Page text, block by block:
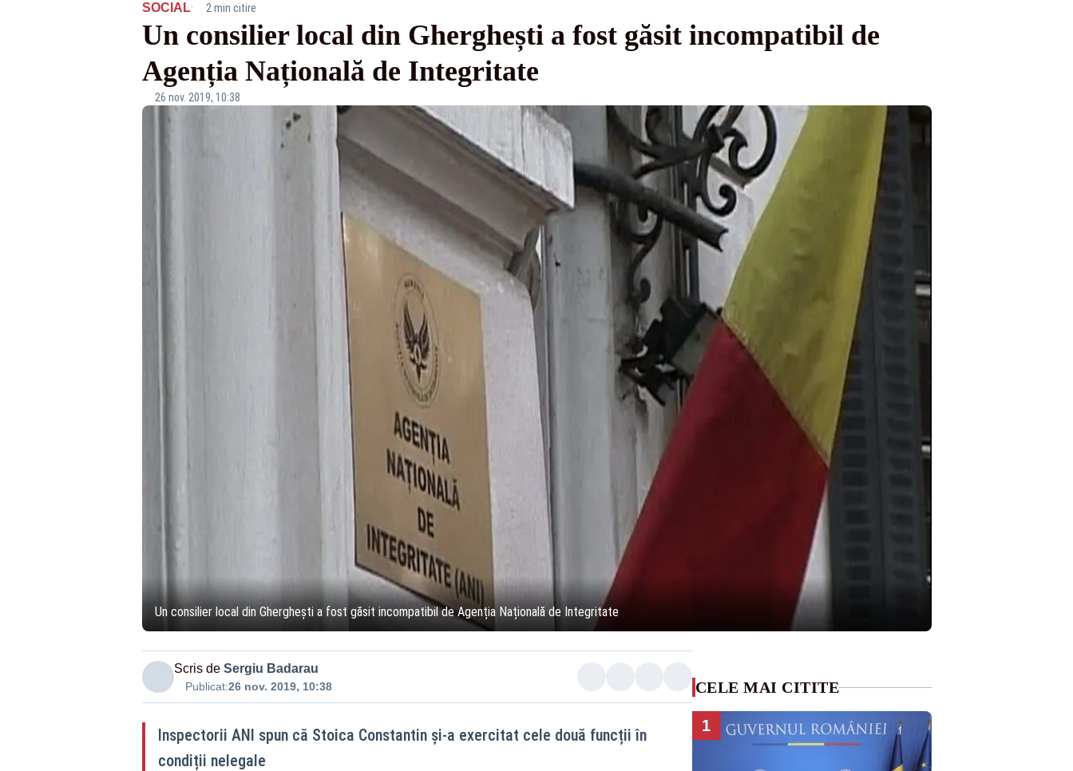
SOCIAL· 2 min citire
Un consilier local din Gherghești a fost găsit incompatibil de
Agenția Națională de Integritate
26 nov. 2019, 10:38
Un consilier local din Gherghești a fost găsit incompatibil de Agenția Națională de Integritate
Scris de Sergiu Badarau
Publicat:26 nov. 2019, 10:38
Inspectorii ANI spun că Stoica Constantin și-a exercitat cele două funcții în
condiții nelegale
CELE MAI CITITE
1